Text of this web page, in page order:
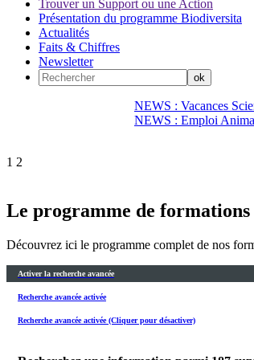
Trouver un Support ou une Action
Présentation du programme Biodiversita
Actualités
Faits & Chiffres
Newsletter
NEWS : Vacances
NEWS : Emploi
1 2
Le programme de formations
Découvrez ici le programme complet de nos
Activer la recherche avancée
Recherche avancée activée
Recherche avancée activée (Cliquer pour désactiver)